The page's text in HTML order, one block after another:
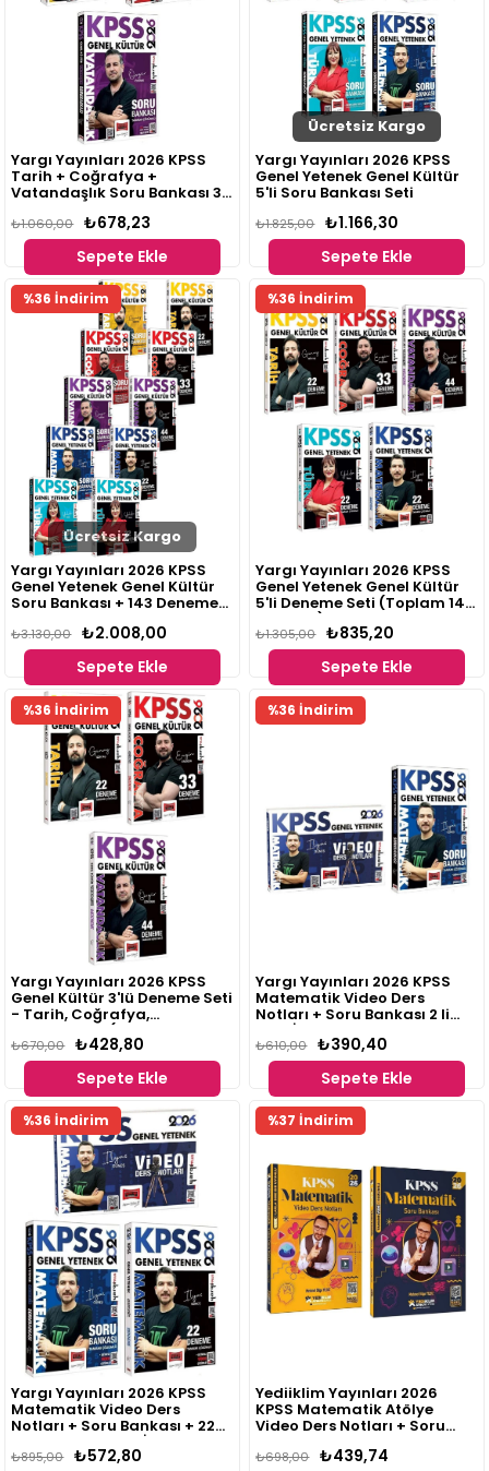
Yargı Yayınları 2026 KPSS
Tarih + Coğrafya +
Vatandaşlık Soru Bankası 3
lü Set Günay Göktaş, Engin
Eraydın, Özgür Özkınık
₺678,23
₺1.060,00
Sepete Ekle
Ücretsiz Kargo
Yargı Yayınları 2026 KPSS
Genel Yetenek Genel Kültür
5'li Soru Bankası Seti
₺1.166,30
₺1.825,00
Sepete Ekle
Ücretsiz Kargo
Yargı Yayınları 2026 KPSS
Genel Yetenek Genel Kültür
Soru Bankası + 143 Deneme
₺2.008,00
₺3.130,00
Sepete Ekle
%36 İndirim
Yargı Yayınları 2026 KPSS
Genel Yetenek Genel Kültür
5'li Deneme Seti (Toplam 143
Deneme)
₺835,20
₺1.305,00
Sepete Ekle
%36 İndirim
Yargı Yayınları 2026 KPSS
Genel Kültür 3'lü Deneme Seti
- Tarih, Coğrafya,
Vatandaşlık (Toplam 99
Deneme)₺428,80
₺670,00
Sepete Ekle
%36 İndirim
Yargı Yayınları 2026 KPSS
Matematik Video Ders
Notları + Soru Bankası 2 li
Set- İlyas Güneş
₺390,40
₺610,00
Sepete Ekle
%36 İndirim
Yargı Yayınları 2026 KPSS
Matematik Video Ders
Notları + Soru Bankası + 22
Deneme 3 lü Set- İlyas Güneş
₺572,80
₺895,00
%36 İndirim
Yediiklim Yayınları 2026
KPSS Matematik Atölye
Video Ders Notları + Soru
Bilge Yıldız₺439,74
₺698,00
%37 İndirim